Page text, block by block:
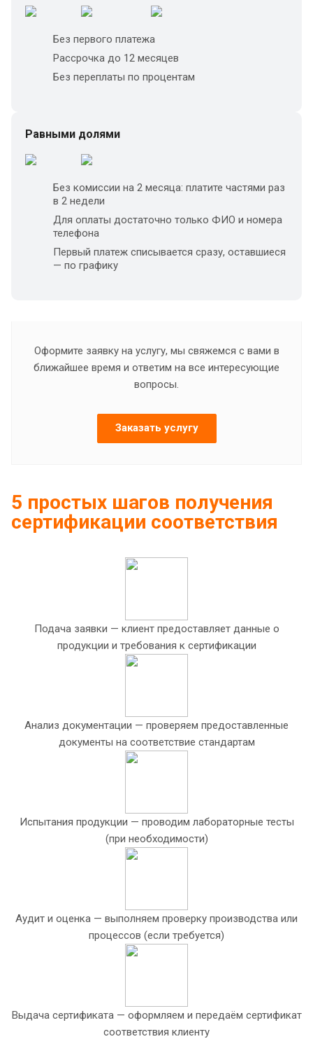
Без первого платежа
Рассрочка до 12 месяцев
Без переплаты по процентам
Равными долями
Без комиссии на 2 месяца: платите частями раз
в 2 недели
Для оплаты достаточно только ФИО и номера
телефона
Первый платеж списывается сразу, оставшиеся
— по графику
Оформите заявку на услугу, мы свяжемся с вами в
ближайшее время и ответим на все интересующие
вопросы.
Заказать услугу
5 простых шагов получения
сертификации соответствия
Подача заявки — клиент предоставляет данные о
продукции и требования к сертификации
Анализ документации — проверяем предоставленные
документы на соответствие стандартам
Испытания продукции — проводим лабораторные тесты
(при необходимости)
Аудит и оценка — выполняем проверку производства или
процессов (если требуется)
Выдача сертификата — оформляем и передаём сертификат
соответствия клиенту